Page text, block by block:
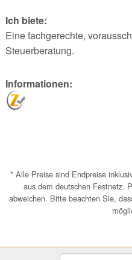
Ich biete:
Eine fachgerechte,
Steuerberatung.
Informationen:
* Alle Preise sind Endpreise
aus dem deutschen Festnetz.
abweichen. Bitte beachten Sie,